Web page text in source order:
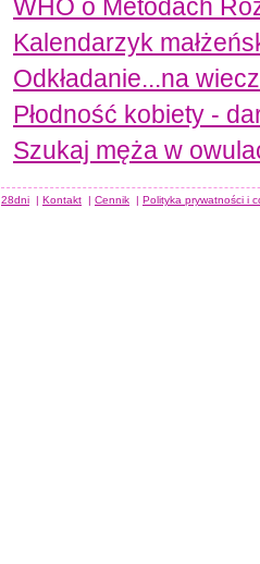
WHO o Metodach
Kalendarzyk
Odkładanie...na
Płodność kobiety -
Szukaj męża w
28dni | Kontakt | Cennik | Polityka prywatności i